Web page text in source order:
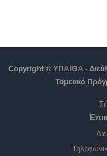
Copyright © ΥΠΑΙΘΑ -
Τομεακό